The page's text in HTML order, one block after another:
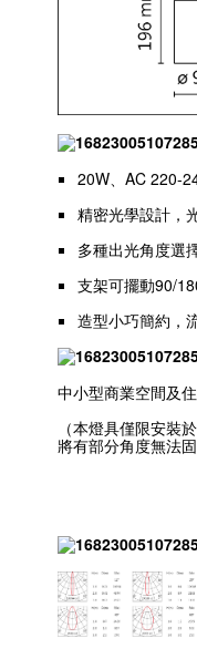
20W、AC 220-
精密光學設計，
多種出光角度選
支架可擺動90/
造型小巧簡約，
中小型商業空間及
（本燈具僅限安裝
將有部分角度無法固